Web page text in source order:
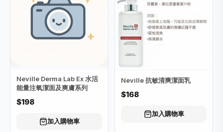
Neville Derma Lab Ex 水活
能量注氧潔面及爽膚系列
$198
加入購物車
Neville 抗敏清爽潔面乳
$168
加入購物車